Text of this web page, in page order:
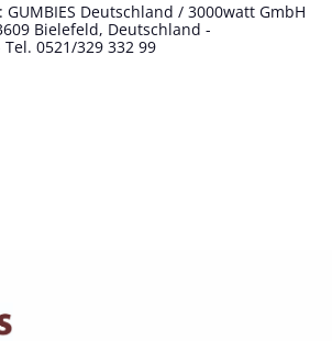
Deutschland / 3000watt GmbH
Bielefeld, Deutschland -
Tel. 0521/329 332 99